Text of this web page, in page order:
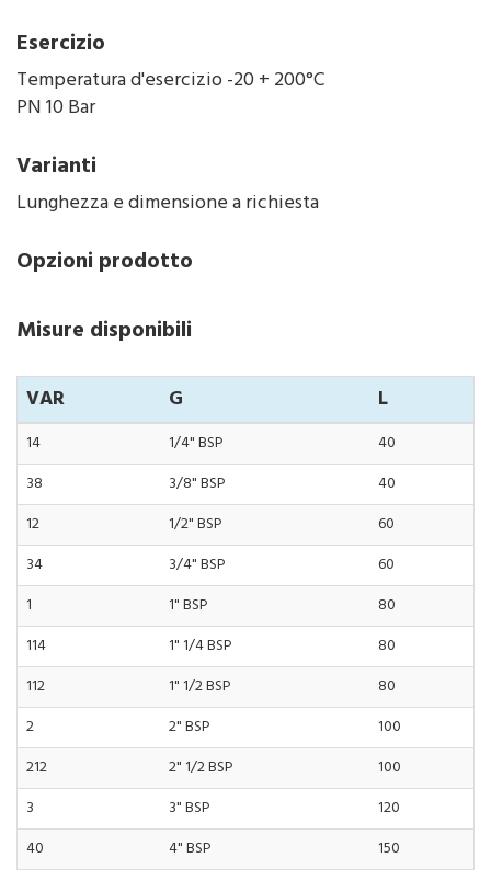
Esercizio
Temperatura d'esercizio -20 + 200°C
PN 10 Bar
Varianti
Lunghezza e dimensione a richiesta
Opzioni prodotto
Misure disponibili
VAR G L
14 1/4" BSP
40
38
3/8" BSP
40
12
1/2" BSP
60
34
3/4" BSP
60
1
1" BSP
80
114
1" 1/4 BSP
80
112
1" 1/2 BSP
80
2
2" BSP
100
212
2" 1/2 BSP
100
3
3" BSP
120
40
4" BSP 150